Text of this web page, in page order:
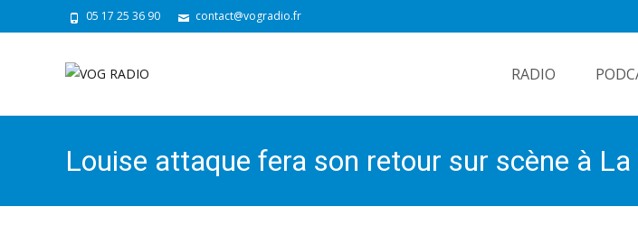
05 17 25 36 90 contact@vogradio.fr
RADIO
Louise attaque fera son retour sur scène à La